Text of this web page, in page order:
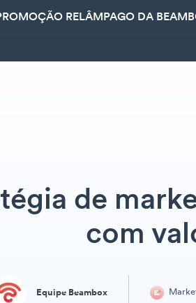
RELÂMPAGO DA
de
com
Equipe Beambox